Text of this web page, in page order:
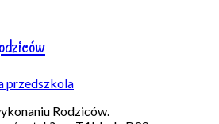
przedszkola
Rodziców.